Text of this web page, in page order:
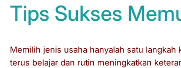
Tips Sukses
Memilih jenis usaha hanyalah satu
terus belajar dan rutin meningkatkan